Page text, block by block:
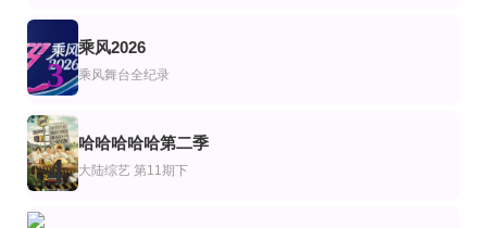
第4集
中国古代悲情战神
第2期下
心动双重奏
第20260618期
2026端午奇妙游
罗一舟 罗一舟
第3期
生活的N次方 第2季
宋丹丹,王子文,赵宝刚,朱雨辰,高露,白百何,贺刚,任重
更新至第20260805期
普法剧场
连载中 连载到2期
家乡美食大赛
黄晓明 李维嘉 沈梦辰 王霏霏 孟佳 金莎 孙丞潇 李斯丹妮 敖子逸 林述巍 董克
更新至20260731期
第17期完结
更新至20260712
3
乘风2026
乘风舞台全纪录
4
哈哈哈哈哈第二季
大陆综艺 第11期下